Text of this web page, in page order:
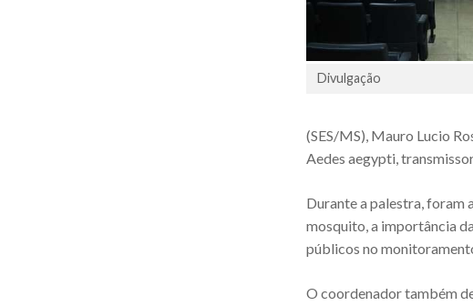
Divulgação
(SES/MS), Mauro Lucio
Aedes aegypti,
Durante a palestra, foram
mosquito, a importância
públicos no
O coordenador também